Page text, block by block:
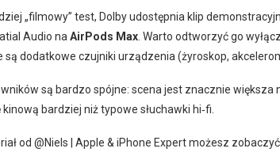
„filmowy” test, Dolby udostępnia klip
Audio na AirPods Max . Warto odtworzyć go
dodatkowe czujniki urządzenia (żyroskop,
są bardzo spójne: scena jest znacznie większa
bardziej niż typowe słuchawki hi‑fi.
od @Niels | Apple & iPhone Expert możesz